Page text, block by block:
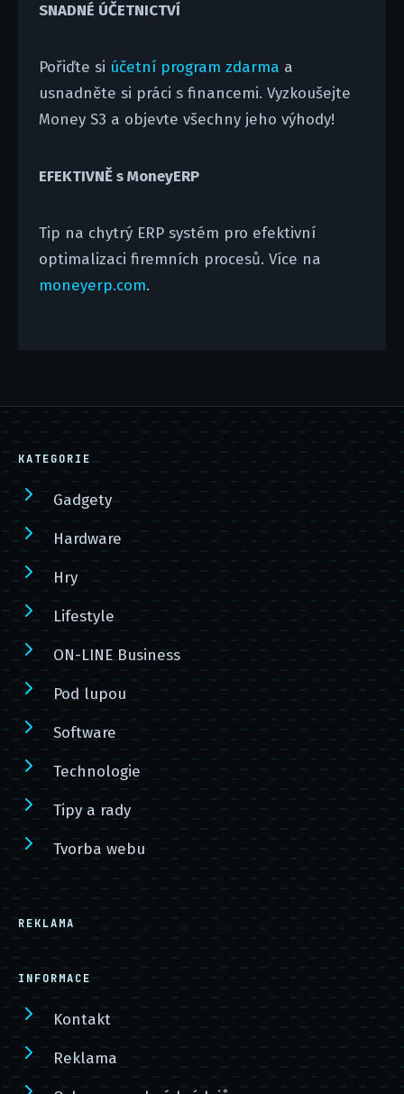
SNADNÉ ÚČETNICTVÍ
Pořiďte si účetní program zdarma a
usnadněte si práci s financemi. Vyzkoušejte
Money S3 a objevte všechny jeho výhody!
EFEKTIVNĚ s MoneyERP
Tip na chytrý ERP systém pro efektivní
optimalizaci firemních procesů. Více na
moneyerp.com.
KATEGORIE
Gadgety
Hardware
Hry
Lifestyle
ON-LINE Business
Pod lupou
Software
Technologie
Tipy a rady
Tvorba webu
REKLAMA
INFORMACE
Kontakt
Reklama